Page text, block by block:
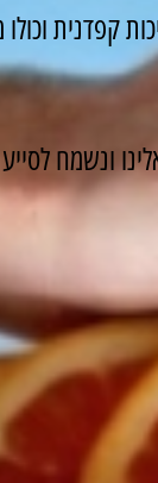
קפדנית
לסייע לך: 03-